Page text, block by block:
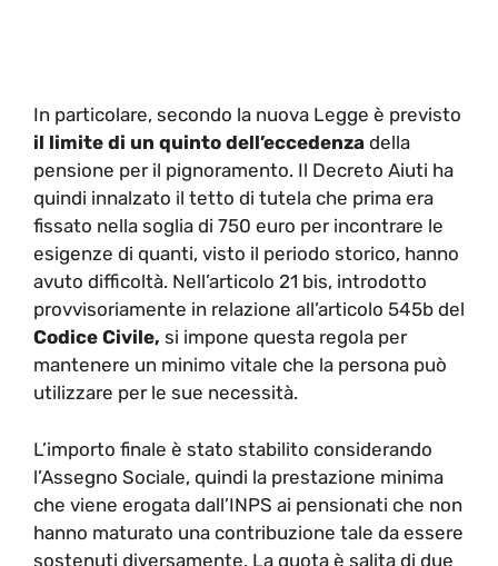
In particolare, secondo la nuova Legge è previsto
il limite di un quinto dell’eccedenza della
pensione per il pignoramento. Il Decreto Aiuti ha
quindi innalzato il tetto di tutela che prima era
fissato nella soglia di 750 euro per incontrare le
esigenze di quanti, visto il periodo storico, hanno
avuto difficoltà. Nell’articolo 21 bis, introdotto
provvisoriamente in relazione all’articolo 545b del
Codice Civile, si impone questa regola per
mantenere un minimo vitale che la persona può
utilizzare per le sue necessità.
L’importo finale è stato stabilito considerando
l’Assegno Sociale, quindi la prestazione minima
che viene erogata dall’INPS ai pensionati che non
hanno maturato una contribuzione tale da essere
sostenuti diversamente. La quota è salita di due